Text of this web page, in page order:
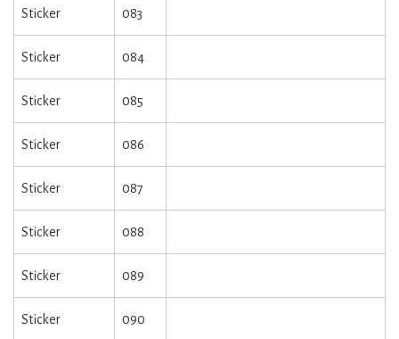
Sticker 083
Sticker 084
Sticker 085
Sticker 086
Sticker 087
Sticker 088
Sticker 089
Sticker 090